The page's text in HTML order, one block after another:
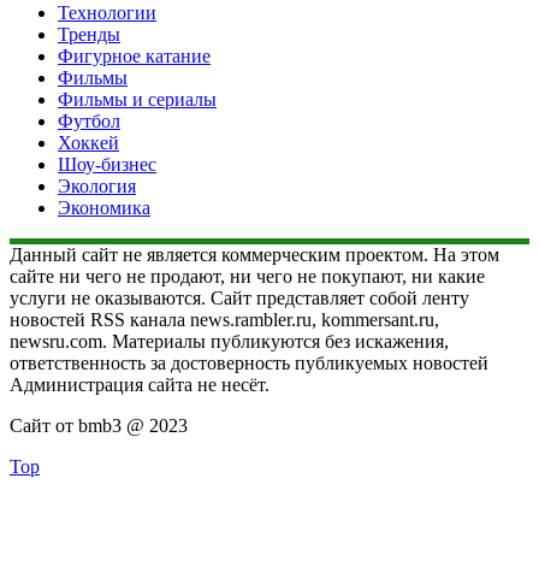
Технологии
Тренды
Фигурное катание
Фильмы
Фильмы и сериалы
Футбол
Хоккей
Шоу-бизнес
Экология
Экономика
Данный сайт не является коммерческим проектом. На этом
сайте ни чего не продают, ни чего не покупают, ни какие
услуги не оказываются. Сайт представляет собой ленту
новостей RSS канала news.rambler.ru, kommersant.ru,
newsru.com. Материалы публикуются без искажения,
ответственность за достоверность публикуемых новостей
Администрация сайта не несёт.
Сайт от bmb3 @ 2023
Top